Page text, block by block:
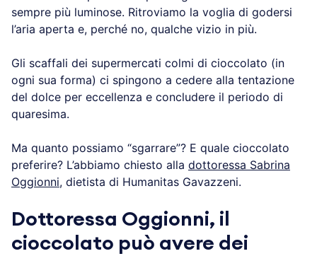
sempre più luminose. Ritroviamo la voglia di godersi
l’aria aperta e, perché no, qualche vizio in più.
Gli scaffali dei supermercati colmi di cioccolato (in
ogni sua forma) ci spingono a cedere alla tentazione
del dolce per eccellenza e concludere il periodo di
quaresima.
Ma quanto possiamo “sgarrare”? E quale cioccolato
preferire? L’abbiamo chiesto alla dottoressa Sabrina
Oggionni, dietista di Humanitas Gavazzeni.
Dottoressa Oggionni, il
cioccolato può avere dei